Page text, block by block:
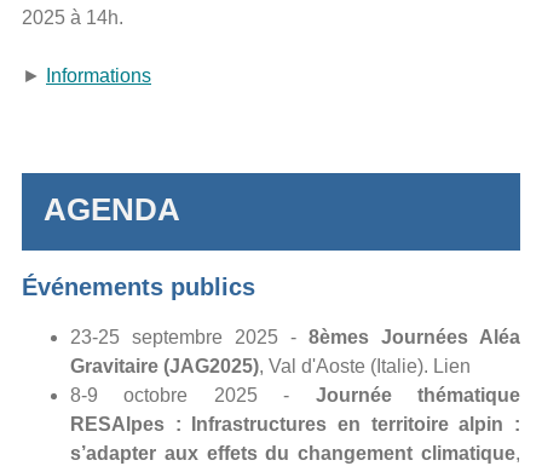
2025 à 14h.
► Informations
AGENDA
Événements publics
23-25 septembre 2025 - 8èmes Journées Aléa
Gravitaire (JAG2025), Val d'Aoste (Italie). Lien
8-9 octobre 2025 - Journée thématique
RESAlpes : Infrastructures en territoire alpin :
s’adapter aux effets du changement climatique,